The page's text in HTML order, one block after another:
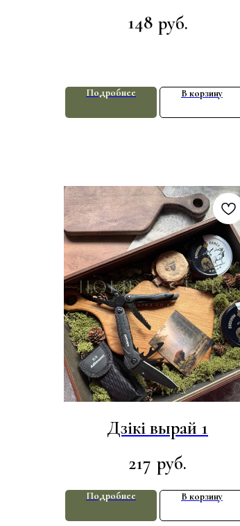
148 руб.
Подробнее В корзину
Дзікі вырай 1
217 руб.
Подробнее В корзину